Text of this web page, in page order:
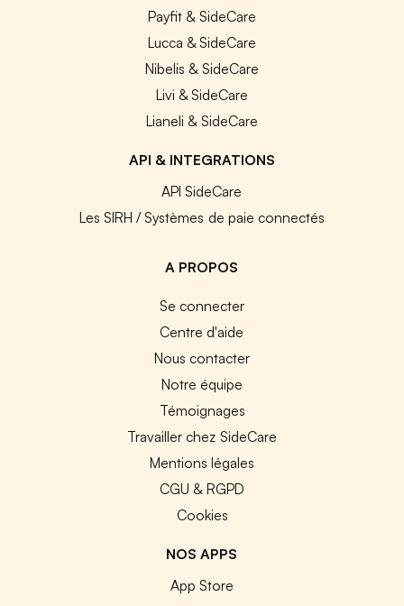
Payfit & SideCare
Lucca & SideCare
Nibelis & SideCare
Livi & SideCare
Lianeli & SideCare
API & INTEGRATIONS
API SideCare
Les SIRH / Systèmes de paie connectés
A PROPOS
Se connecter
Centre d'aide
Nous contacter
Notre équipe
Témoignages
Travailler chez SideCare
Mentions légales
CGU & RGPD
Cookies
NOS APPS
App Store